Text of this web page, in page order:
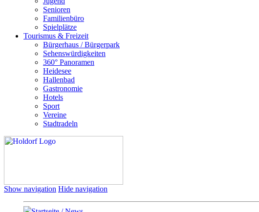
Senioren
Familienbüro
Spielplätze
Tourismus & Freizeit
Bürgerhaus / Bürgerpark
Sehenswürdigkeiten
360° Panoramen
Heidesee
Hallenbad
Gastronomie
Hotels
Sport
Vereine
Stadtradeln
Show navigation Hide navigation